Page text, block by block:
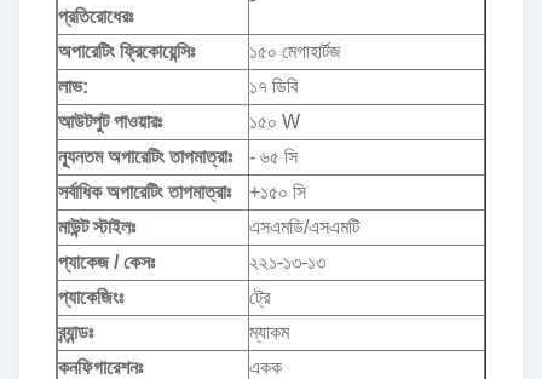
প্রতিরোধেরঃ
অপারেটিং ফ্রিকোয়েন্সিঃ
১৫০ মেগাহার্টজ
লাভ:
১৭ ডিবি
আউটপুট পাওয়ারঃ
১৫০ W
ন্যূনতম অপারেটিং তাপমাত্রাঃ
- ৬৫ সি
সর্বাধিক অপারেটিং তাপমাত্রাঃ
+১৫০ সি
মাউন্ট স্টাইলঃ
এসএমডি/এসএমটি
প্যাকেজ / কেসঃ
২২১-১৩-১৩
প্যাকেজিংঃ
ট্রে
ব্র্যান্ডঃ
ম্যাকম
কনফিগারেশনঃ
একক